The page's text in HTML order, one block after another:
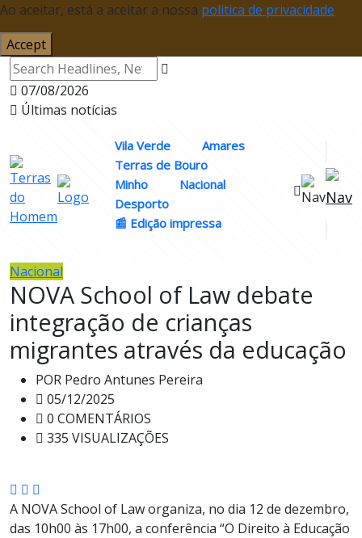
Ao aceitar, está a aceitar a nossa politica de privacidade
Accept
07/08/2026
Últimas notícias
Vila Verde
Amares
Terras de Bouro
Minho
Nacional
Desporto
📰 Edição impressa
Nacional
NOVA School of Law debate
integração de crianças
migrantes através da educação
POR Pedro Antunes Pereira
05/12/2025
0 COMENTÁRIOS
335 VISUALIZAÇÕES
A NOVA School of Law organiza, no dia 12 de dezembro,
das 10h00 às 17h00, a conferência “O Direito à Educação